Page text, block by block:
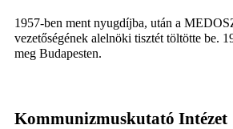
1957-ben ment nyugdíjba, után a
vezetőségének alelnöki tisztét töltötte be.
meg Budapesten.
Kommunizmuskutató Intézet